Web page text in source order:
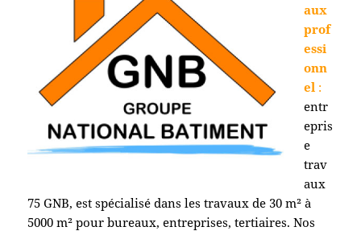
aux
prof
essi
onn
el :
entr
epris
e
trav
aux
75 GNB, est spécialisé dans les travaux de 30 m² à
5000 m² pour bureaux, entreprises, tertiaires. Nos